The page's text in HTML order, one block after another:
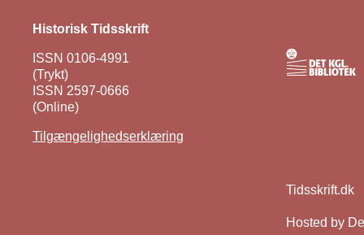
Historisk Tidsskrift
ISSN 0106-4991
(Trykt)
ISSN 2597-0666
(Online)
Tilgængelighedserklæring